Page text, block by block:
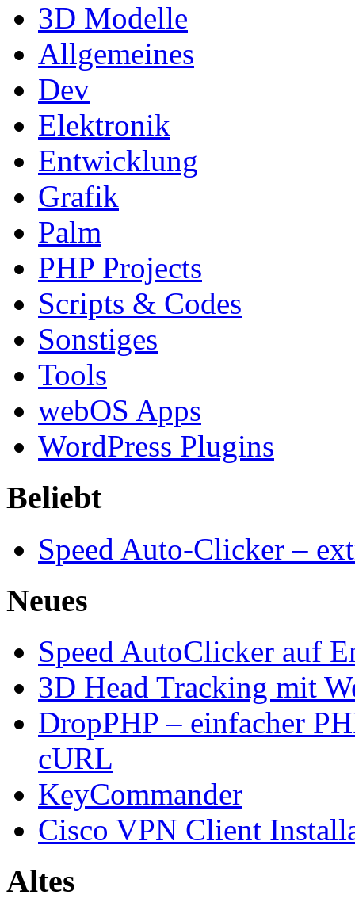
3D Modelle
Allgemeines
Dev
Elektronik
Entwicklung
Grafik
Palm
PHP Projects
Scripts & Codes
Sonstiges
Tools
webOS Apps
WordPress Plugins
Beliebt
Speed Auto-Clicker –
Neues
Speed AutoClicker auf
3D Head Tracking mit
DropPHP – einfacher
cURL
KeyCommander
Cisco VPN Client
Altes